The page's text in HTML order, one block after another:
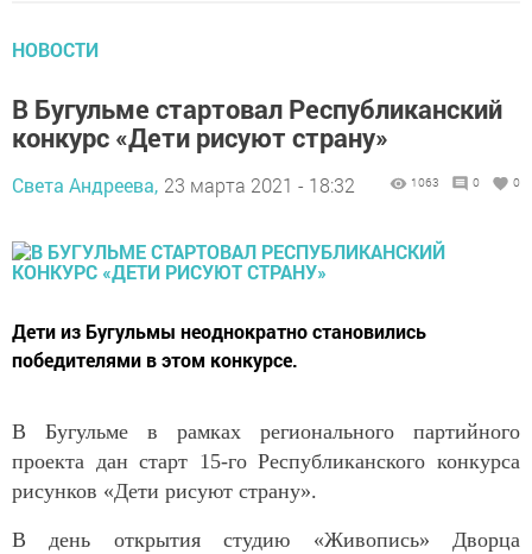
НОВОСТИ
В Бугульме стартовал Республиканский
конкурс «Дети рисуют страну»
Света Андреева, 23 марта 2021 - 18:32 1063 0 0
Дети из Бугульмы неоднократно становились
победителями в этом конкурсе.
В Бугульме в рамках регионального партийного
проекта дан старт 15-го Республиканского конкурса
рисунков «Дети рисуют страну».
В день открытия студию «Живопись» Дворца